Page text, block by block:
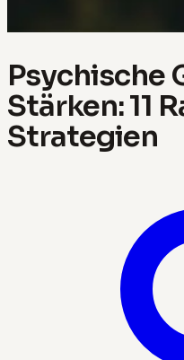
Psychische
Stärken: 11
Strategien